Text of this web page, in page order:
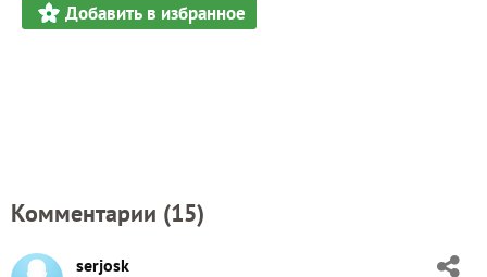
Добавить в избранное
Комментарии (15)
serjosk